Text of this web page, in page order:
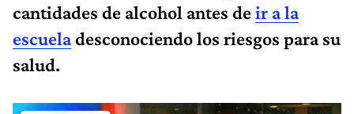
cantidades de alcohol antes deir a la
escueladesconociendo los riesgos para su
salud.